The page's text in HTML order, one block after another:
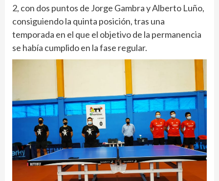
2, con dos puntos de Jorge Gambra y Alberto Luño,
consiguiendo la quinta posición, tras una
temporada en el que el objetivo de la permanencia
se había cumplido en la fase regular.